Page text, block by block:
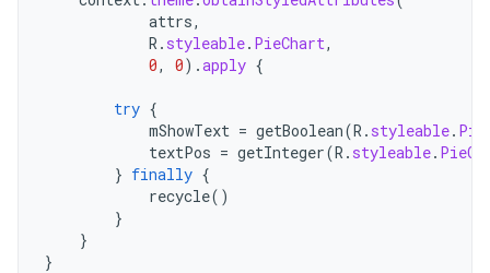
attrs,
R . styleable. PieChart,
0, 0).apply {
try {
mShowText = getBoolean(R . styleable.
textPos = getInteger(R . styleable.
} finally {
recycle()
}
}
}